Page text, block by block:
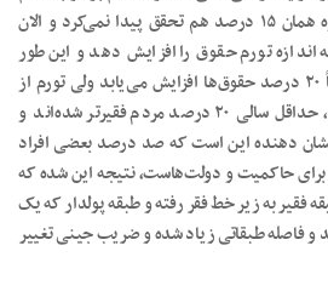
شد و رسید به ۱۵ درصد و تازه همان ۱۵ درصد هم تحقق پیدا نمی‌کرد و الان
تورم حقوق را افزایش دهد و این طور
می‌شود که سالی حداقل تقریباً ۲۰ درصد حقوق‌ها افزایش می‌یابد ولی تورم از
۳۳ تا ۵۰ درصد هم داشته‌ایم، حداقل سالی ۲۰ درصد مردم فقیرتر شده‌اند و
نشان دهنده این است که صد درصد بعضی افراد
حاکمیت و دولت‌هاست، نتیجه این شده که
فقیر به زیر خط فقر رفته و طبقه پولدار که یک
و فاصله طبقاتی زیاد شده و ضریب جینی تغییر